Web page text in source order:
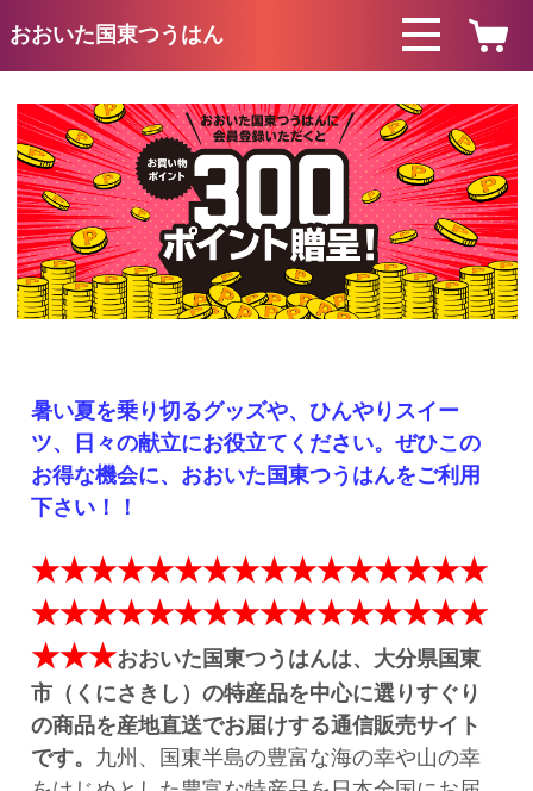
おおいた国東つうはん
>
<
暑い夏を乗り切るグッズや、ひんやりスイー
ツ、日々の献立にお役立てください。ぜひこの
お得な機会に、おおいた国東つうはんをご利用
下さい！！
★★★★★★★★★★★★★★★★
★★★★★★★★★★★★★★★★
★★★おおいた国東つうはんは、大分県国東
市（くにさきし）の特産品を中心に選りすぐり
の商品を産地直送でお届けする通信販売サイト
です。 九州、国東半島の豊富な海の幸や山の幸